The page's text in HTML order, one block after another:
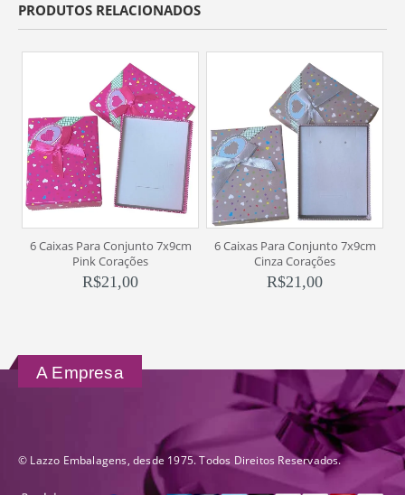
PRODUTOS RELACIONADOS
6 Caixas Para Conjunto 7x9cm
Pink Corações
R$21,00
6 Caixas Para Conjunto 7x9cm
Cinza Corações
R$21,00
A Empresa
© Lazzo Embalagens, desde 1975. Todos Direitos Reservados.